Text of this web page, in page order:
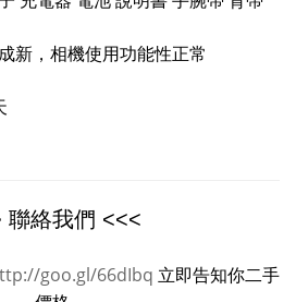
新，相機使用功能性正常
聯絡我們 <<<
goo.gl/66dIbq 立即告知你二手